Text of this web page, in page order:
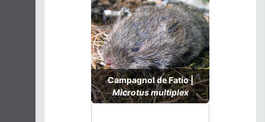
Campagnol de Fatio |
Microtus multiplex